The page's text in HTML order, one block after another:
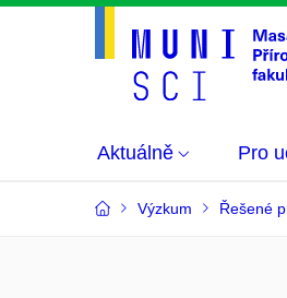
Aktuálně Pro
Výzkum Řešené